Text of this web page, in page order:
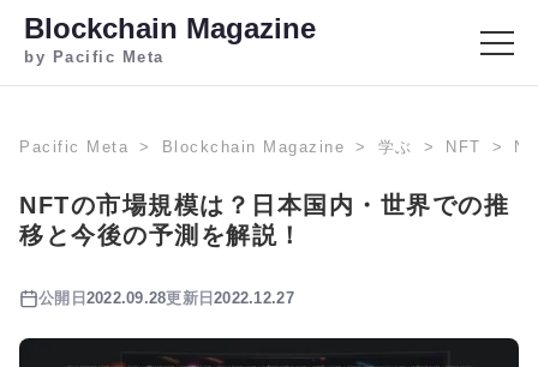
Blockchain Magazine
by Pacific Meta
Pacific Meta Blockchain Magazine 学ぶ NFT
NFTの市場規模は？日本国内・世界での推
移と今後の予測を解説！
公開日 2022.09.28更新日2022.12.27